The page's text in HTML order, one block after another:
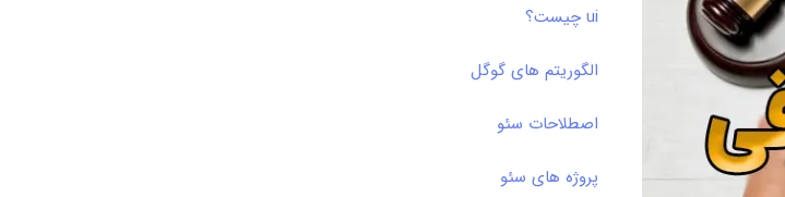
ui چیست؟
الگوریتم های گوگل
اصطلاحات سئو
پروژه های سئو